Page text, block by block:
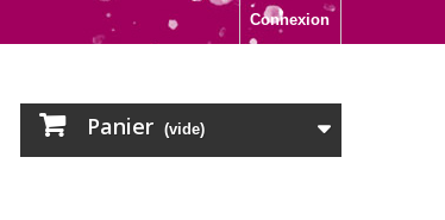
Connexion
Panier (vide)